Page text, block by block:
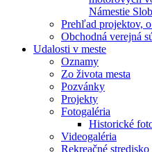
Námestie
Prehľad projektov, o
Obchodná verejná
Udalosti v meste
Oznamy
Zo života mesta
Pozvánky
Projekty
Fotogaléria
Historické
Videogaléria
Rekreačné stredisko